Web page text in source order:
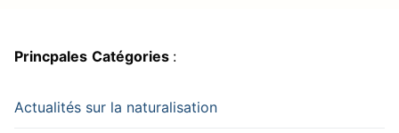
Princpales Catégories :
Actualités sur la naturalisation